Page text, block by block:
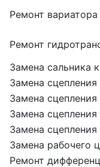
Ремонт вариатора
Ремонт
Замена сальника
Замена сцепления
Замена сцепления
Замена сцепления
Замена
Замена рабочего
Ремонт